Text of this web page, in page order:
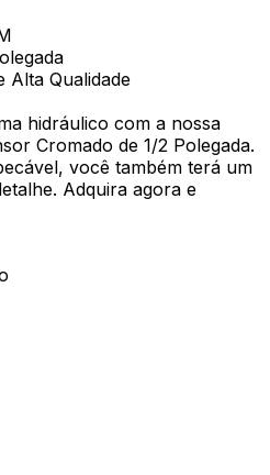
Alta Qualidade
hidráulico com a nossa
Cromado de 1/2 Polegada.
você também terá um
Adquira agora e